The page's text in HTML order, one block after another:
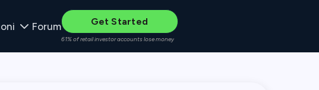
Forum Get Started
61% of retail investor accounts lose money